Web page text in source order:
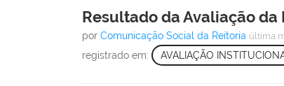
Resultado da Avaliação da
porComunicação Social da Reitoria última
registrado em: AVALIAÇÃO